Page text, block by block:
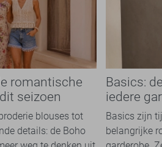
romantische
seizoen
blouses tot
details: de Boho
Basics:
iedere
Basics zijn
belangrijke